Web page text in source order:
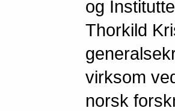
og
Thorkild
virksom
norsk